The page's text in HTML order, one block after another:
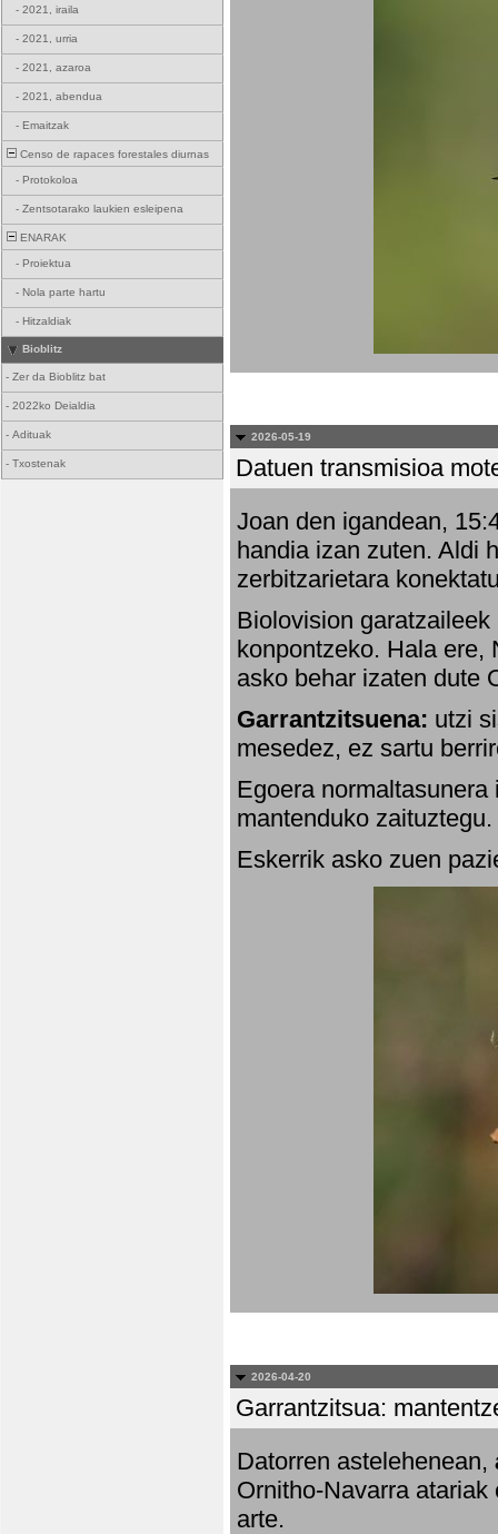
- 2021, iraila
- 2021, urria
- 2021, azaroa
- 2021, abendua
- Emaitzak
Censo de rapaces forestales diurnas
- Protokoloa
- Zentsotarako laukien esleipena
ENARAK
- Proiektua
- Nola parte hartu
- Hitzaldiak
Bioblitz
- Zer da Bioblitz bat
- 2022ko Deialdia
- Adituak
- Txostenak
2026-05-19
Datuen transmisioa
Joan den igandean,
handia izan zuten. Aldi
zerbitzarietara
Biolovision
konpontzeko. Hala ere,
asko behar izaten dute
Garrantzitsuena: utzi
mesedez, ez sartu
Egoera
mantenduko
Eskerrik asko zuen
2026-04-20
Garrantzitsua:
Datorren astelehenean,
Ornitho-Navarra
arte.